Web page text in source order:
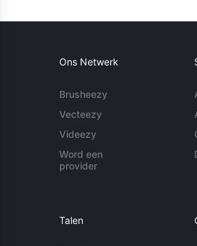
Ons Netwerk
Brusheezy
Vecteezy
Videezy
Word een
provider
Talen